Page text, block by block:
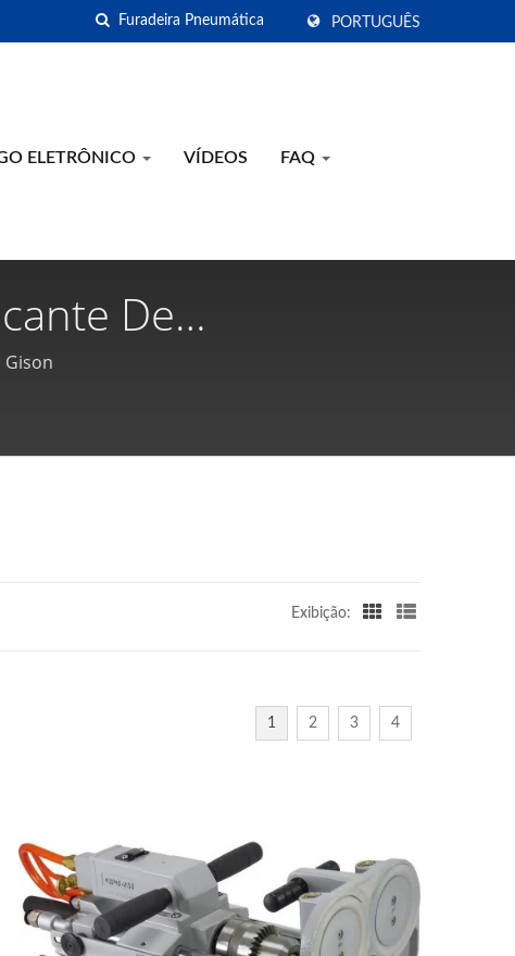
PORTUGUÊS
ELETRÔNICO VÍDEOS FAQ
De
Portáteis - Gison
Exibição:
1 2 3 4